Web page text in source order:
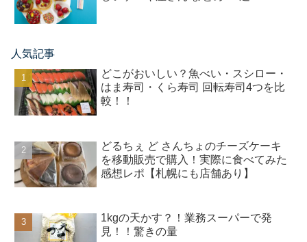
人気記事
どこがおいしい？魚べい・スシロー・
はま寿司・くら寿司 回転寿司4つを比
較！！
どるちぇ ど さんちょのチーズケーキ
を移動販売で購入！実際に食べてみた
感想レポ【札幌にも店舗あり】
1kgの天かす？！業務スーパーで発
見！！驚きの量